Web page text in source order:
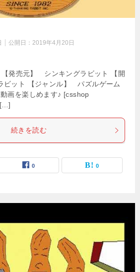
公開日： 2019年4月20日
発売元】 シンキングラビット 【開
ット 【ジャンル】 パズルゲーム
画を楽しめます♪ [csshop
[…]
続きを読む
0 0